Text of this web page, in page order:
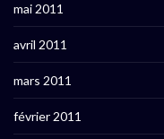
mai 2011
avril 2011
mars 2011
février 2011